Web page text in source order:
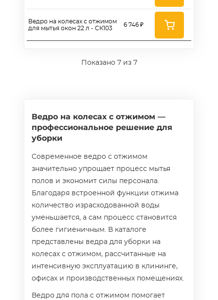
Ведро на колесах с отжимом
для мытья окон 22 л - СК103
6 746 ₽
Показано 7из 7
Ведро на колесах с отжимом —
профессиональное решение для
уборки
Современное ведро с отжимом
значительно упрощает процесс мытья
полов и экономит силы персонала.
Благодаря встроенной функции отжима
количество израсходованной воды
уменьшается, а сам процесс становится
более гигиеничным. В каталоге
представлены ведра для уборки на
колесах с отжимом, рассчитанные на
интенсивную эксплуатацию в клининге,
офисах и производственных помещениях.
Ведро для пола с отжимом помогает